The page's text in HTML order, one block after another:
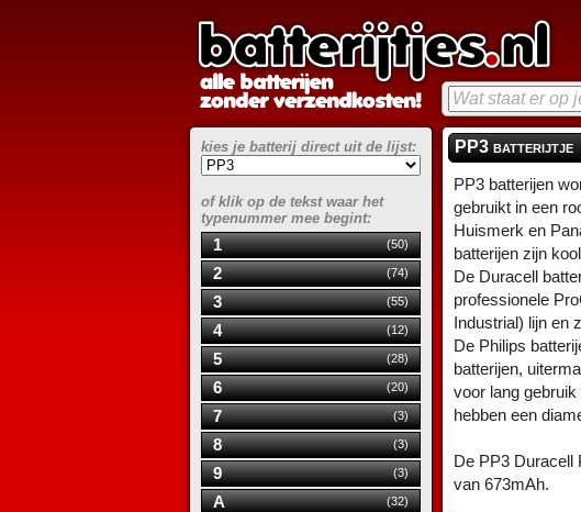
PP3 batterijtje
PP3 batterijen
gebruikt in een
Huismerk en
batterijen zijn
De Duracell
professionele
Industrial) lijn en
De Philips
batterijen,
voor lang
hebben een
De PP3 Duracell
van 673mAh.
kies je batterij direct uit de lijst:
of klik op de tekst waar het
typenummer mee begint:
1 (50)
2 (74)
3 (55)
4 (12)
5 (28)
6 (20)
7 (3)
8 (3)
9 (3)
A (32)